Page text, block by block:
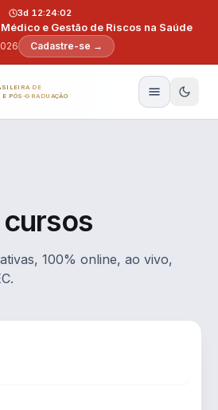
e Gestão de Riscos na Saúde
3d 12:24:01
Cadastre-se →
DE
E PÓS-GRADUAÇÃO
100% online, ao vivo,